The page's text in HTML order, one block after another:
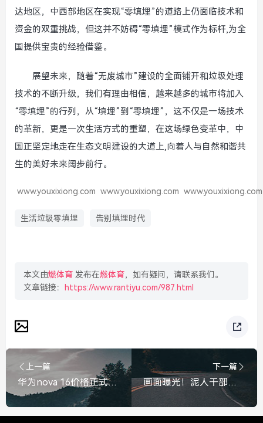
达地区，中西部地区在实现“零填埋”的道路上仍面临技术和
资金的双重挑战，但这并不妨碍“零填埋”模式作为标杆,为全
国提供宝贵的经验借鉴。
展望未来，随着“无废城市”建设的全面铺开和垃圾处理
技术的不断升级，我们有理由相信，越来越多的城市将加入
“零填埋”的行列，从“填埋”到“零填埋”，这不仅是一场技术
的革新，更是一次生活方式的重塑，在这场绿色变革中，中
国正坚定地走在生态文明建设的大道上,向着人与自然和谐共
生的美好未来阔步前行。
www.youxixiong.com www.youxixiong.com www.youxixiong.com
生活垃圾零填埋 告别填埋时代
本文由燃体育 发布在燃体育，如有疑问，请联系我们。
文章链接：
https://www.rantiyu.com/987.html
上一篇
华为nova 16价格正式公布，影像旗舰新标杆，定价引发热议，华为nova 16价格公布，影像旗舰新标杆，定价引热议
下一篇
画面曝光！泥人干部被泥石流冲走，这一身泥泞是最美逆行的注脚，画面曝光！泥人干部被泥石流冲走，一身泥泞是最美逆行的注脚